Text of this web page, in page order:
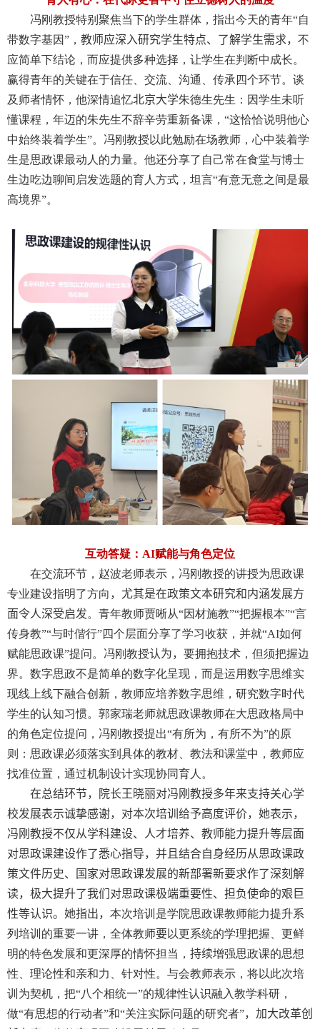
冯刚教授特别聚焦当下的学生群体，指出今天的青年“自
带数字基因”， 教师应深入研究学生特点、了解学生需求， 不
应简单下结论，而应提供多种选择，让学生在判断中成长。
赢得青年的关键在于信任、交流、沟通、传承四个环节。谈
及师者情怀，他深情追忆北京大学朱德生先生：因学生未听
懂课程，年迈的朱先生不辞辛劳重新备课，“这恰恰说明他心
中始终装着学生”。冯刚教授以此勉励在场教师，心中装着学
生是思政课最动人的力量。他还分享了自己常在食堂与博士
生边吃边聊间启发选题的育人方式，坦言“有意无意之间是最
高境界”。
互动答疑： AI赋能与角色定位
在交流环节，赵波老师表示，冯刚教授的讲授为思政课
专业建设指明了方向 ， 尤其是在政策文本研究和内涵发展方
面令人深受启发。青年教师贾晰从“因材施教”“把握根本”“言
传身教”“与时偕行”四个层面分享了学习收获，并就“AI如何
赋能思政课”提问。冯刚教授认为， 要拥抱技术，但须把握边
界。数字思政不是简单的数字化呈现，而是运用数字思维实
现线上线下融合创新，教师应培养数字思维，研究数字时代
学生的认知习惯。郭家瑞老师就思政课教师在大思政格局中
的角色定位提问，冯刚教授提出“有所为，有所不为”的原
则：思政课必须落实到具体的教材、教法和课堂中，教师应
找准位置，通过机制设计实现协同育人。
在总结环节，院长王晓丽对冯刚教授多年来支持关心学
校发展表示诚挚感谢，对本次培训给予高度评价，她表示，
冯刚教授不仅从学科建设、人才培养、教师能力提升等层面
对思政课建设作了悉心指导，并且结合自身经历从思政课政
策文件历史、国家对思政课发展的新部署新要求作了深刻解
读，极大提升了我们对思政课极端重要性、担负使命的艰巨
性等认识。她指出， 本次培训是学院思政课教师能力提升系
列培训的重要一讲，全体教师要以更系统的学理把握、更鲜
明的特色发展和更深厚的情怀担当， 持续增强思政课的思想
性、理论性和亲和力、针对性。与会教师表示，将以此次培
训为契机，把“八个相统一”的规律性认识融入教学科研，
做“有思想的行动者”和“关注实际问题的研究者”， 加大改革创